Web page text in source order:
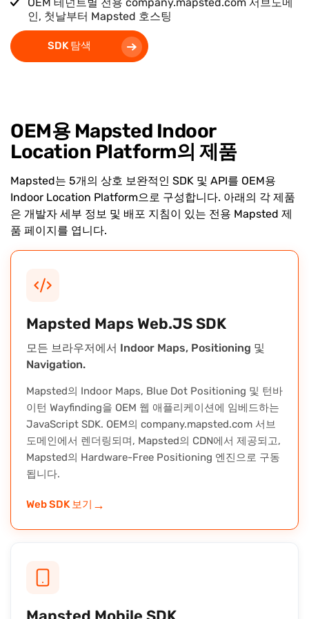
인, 첫날부터 Mapsted 호스팅
SDK 탐색
OEM용 Mapsted Indoor
Location Platform의 제품
Mapsted는 5개의 상호 보완적인 SDK 및 API를 OEM용
Indoor Location Platform으로 구성합니다. 아래의 각 제품
은 개발자 세부 정보 및 배포 지침이 있는 전용 Mapsted 제
품 페이지를 엽니다.
Mapsted Maps Web.JS SDK
모든 브라우저에서 Indoor Maps, Positioning 및
Navigation.
Mapsted의 Indoor Maps, Blue Dot Positioning 및 턴바
이턴 Wayfinding을 OEM 웹 애플리케이션에 임베드하는
JavaScript SDK. OEM의 company.mapsted.com 서브
도메인에서 렌더링되며, Mapsted의 CDN에서 제공되고,
Mapsted의 Hardware-Free Positioning 엔진으로 구동
됩니다.
Web SDK 보기 →